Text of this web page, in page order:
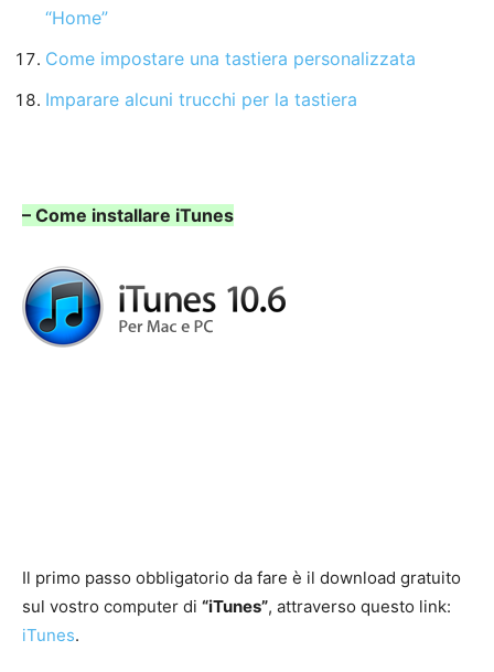
“Home”
Come impostare una tastiera personalizzata
Imparare alcuni trucchi per la tastiera
– Come installare iTunes
Il primo passo obbligatorio da fare è il download gratuito
sul vostro computer di “iTunes”, attraverso questo link:
iTunes.